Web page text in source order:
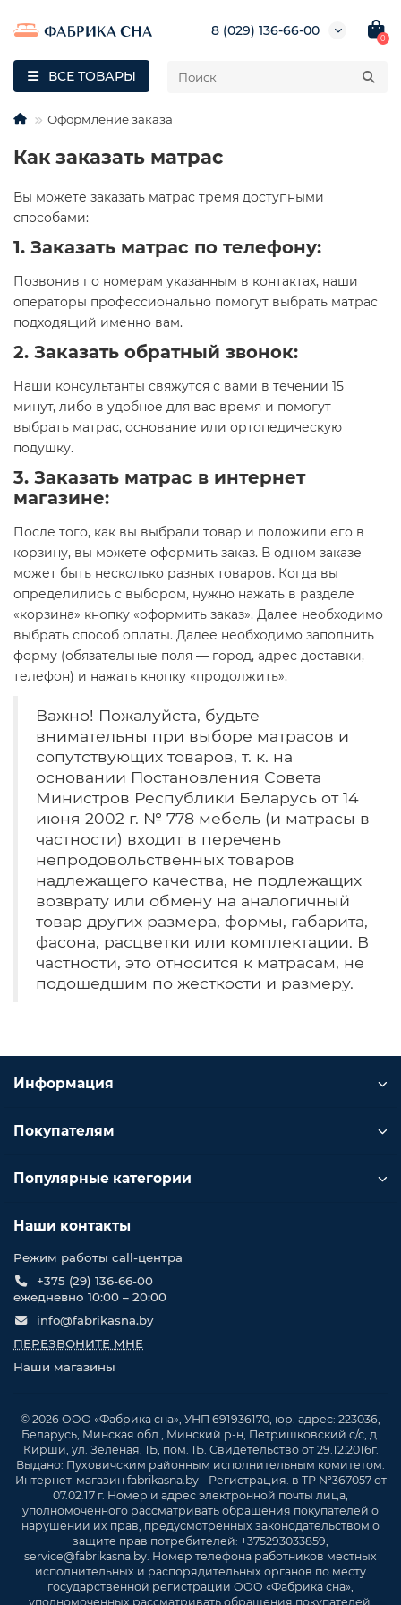
8 (029) 136-66-00
0
ВСЕ ТОВАРЫ
Оформление заказа
Как заказать матрас
Вы можете заказать матрас тремя доступными
способами:
1. Заказать матрас по телефону:
Позвонив по номерам указанным в контактах, наши
операторы профессионально помогут выбрать матрас
подходящий именно вам.
2. Заказать обратный звонок:
Наши консультанты свяжутся с вами в течении 15
минут, либо в удобное для вас время и помогут
выбрать матрас, основание или ортопедическую
подушку.
3. Заказать матрас в интернет
магазине:
После того, как вы выбрали товар и положили его в
корзину, вы можете оформить заказ. В одном заказе
может быть несколько разных товаров. Когда вы
определились с выбором, нужно нажать в разделе
«корзина» кнопку «оформить заказ». Далее необходимо
выбрать способ оплаты. Далее необходимо заполнить
форму (обязательные поля — город, адрес доставки,
телефон) и нажать кнопку «продолжить».
Важно! Пожалуйста, будьте
внимательны при выборе матрасов и
сопутствующих товаров, т. к. на
основании Постановления Совета
Министров Республики Беларусь от 14
июня 2002 г. № 778 мебель (и матрасы в
частности) входит в перечень
непродовольственных товаров
надлежащего качества, не подлежащих
возврату или обмену на аналогичный
товар других размера, формы, габарита,
фасона, расцветки или комплектации. В
частности, это относится к матрасам, не
подошедшим по жесткости и размеру.
Информация
Покупателям
Популярные категории
Наши контакты
Режим работы call-центра
+375 (29) 136-66-00
ежедневно 10:00 – 20:00
info@fabrikasna.by
ПЕРЕЗВОНИТЕ МНЕ
Наши магазины
© 2026 ООО «Фабрика сна», УНП 691936170, юр. адрес: 223036,
Беларусь, Минская обл., Минский р-н, Петришковский с/с, д.
Кирши, ул. Зелёная, 1Б, пом. 1Б. Свидетельство от 29.12.2016г.
Выдано: Пуховичским районным исполнительным комитетом.
Интернет-магазин fabrikasna.by - Регистрация. в ТР №367057 от
07.02.17 г. Номер и адрес электронной почты лица,
уполномоченного рассматривать обращения покупателей о
нарушении их прав, предусмотренных законодательством о
защите прав потребителей: +375293033859,
service@fabrikasna.by. Номер телефона работников местных
исполнительных и распорядительных органов по месту
государственной регистрации ООО «Фабрика сна»,
уполномоченных рассматривать обращения покупателей: